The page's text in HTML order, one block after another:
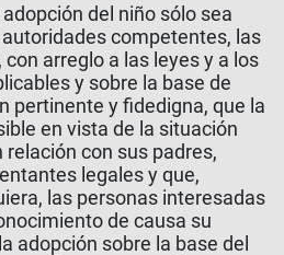
del niño sólo sea
competentes, las
arreglo a las leyes y a los
y sobre la base de
pertinente y fidedigna, que la
en vista de la situación
relación con sus padres,
legales y que,
las personas interesadas
de causa su
adopción sobre la base del